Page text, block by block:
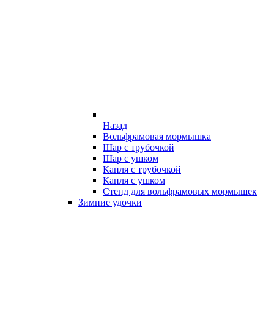
Назад
Вольфрамовая мормышка
Шар с трубочкой
Шар с ушком
Капля с трубочкой
Капля с ушком
Стенд для вольфрамовых мормышек
Зимние удочки